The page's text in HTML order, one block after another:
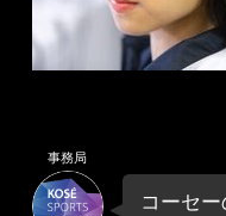
事務局
コーセ